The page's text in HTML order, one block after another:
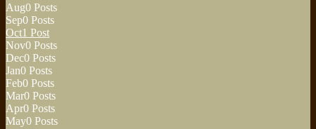
Aug0 Posts
Sep0 Posts
Oct1 Post
Nov0 Posts
Dec0 Posts
Jan0 Posts
Feb0 Posts
Mar0 Posts
Apr0 Posts
May0 Posts